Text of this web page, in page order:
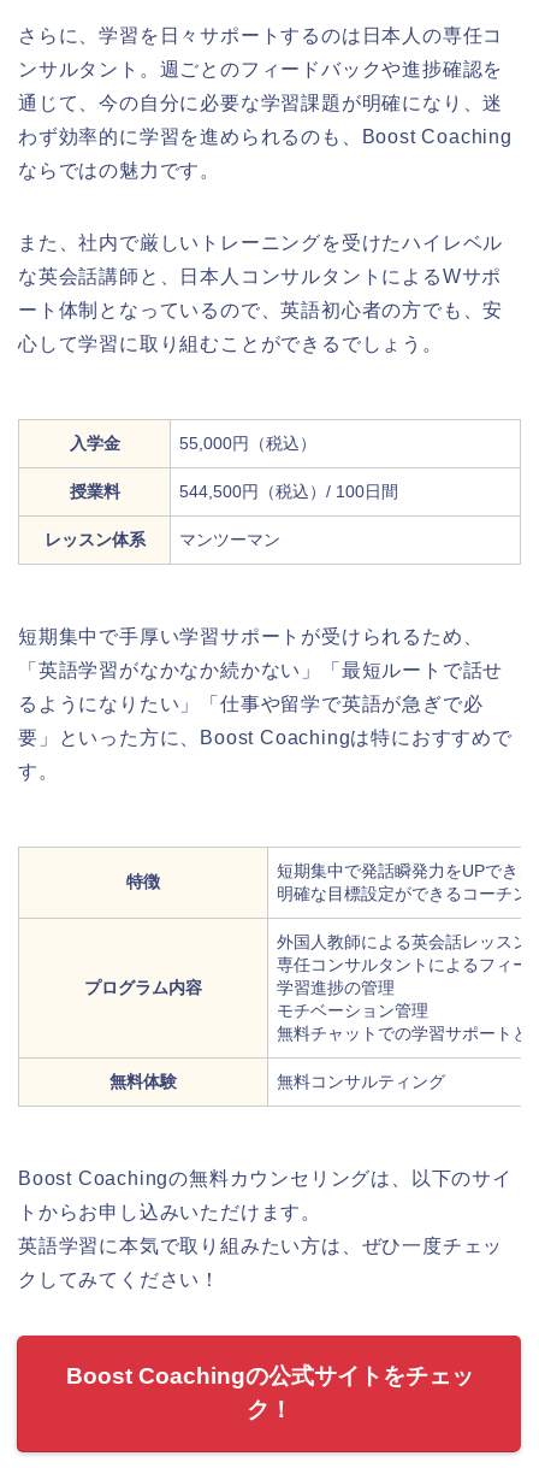
さらに、学習を日々サポートするのは日本人の専任コ
ンサルタント。週ごとのフィードバックや進捗確認を
通じて、今の自分に必要な学習課題が明確になり、迷
わず効率的に学習を進められるのも、Boost Coaching
ならではの魅力です。
また、社内で厳しいトレーニングを受けたハイレベル
な英会話講師と、日本人コンサルタントによるWサポ
ート体制となっているので、英語初心者の方でも、安
心して学習に取り組むことができるでしょう。
入学金 55,000円（税込）
授業料 544,500円（税込）/ 100日間
レッスン体系 マンツーマン
短期集中で手厚い学習サポートが受けられるため、
「英語学習がなかなか続かない」「最短ルートで話せ
るようになりたい」「仕事や留学で英語が急ぎで必
要」といった方に、Boost Coachingは特におすすめで
す。
特徴
短期集中で発話瞬発力をUPできる
明確な目標設定ができるコーチン
プログラム内容
外国人教師による英会話レッスン
専任コンサルタントによるフィー
学習進捗の管理
モチベーション管理
無料チャットでの学習サポートと
無料体験 無料コンサルティング
Boost Coachingの無料カウンセリングは、以下のサイ
トからお申し込みいただけます。
英語学習に本気で取り組みたい方は、ぜひ一度チェッ
クしてみてください！
Boost Coachingの公式サイトをチェッ
ク！